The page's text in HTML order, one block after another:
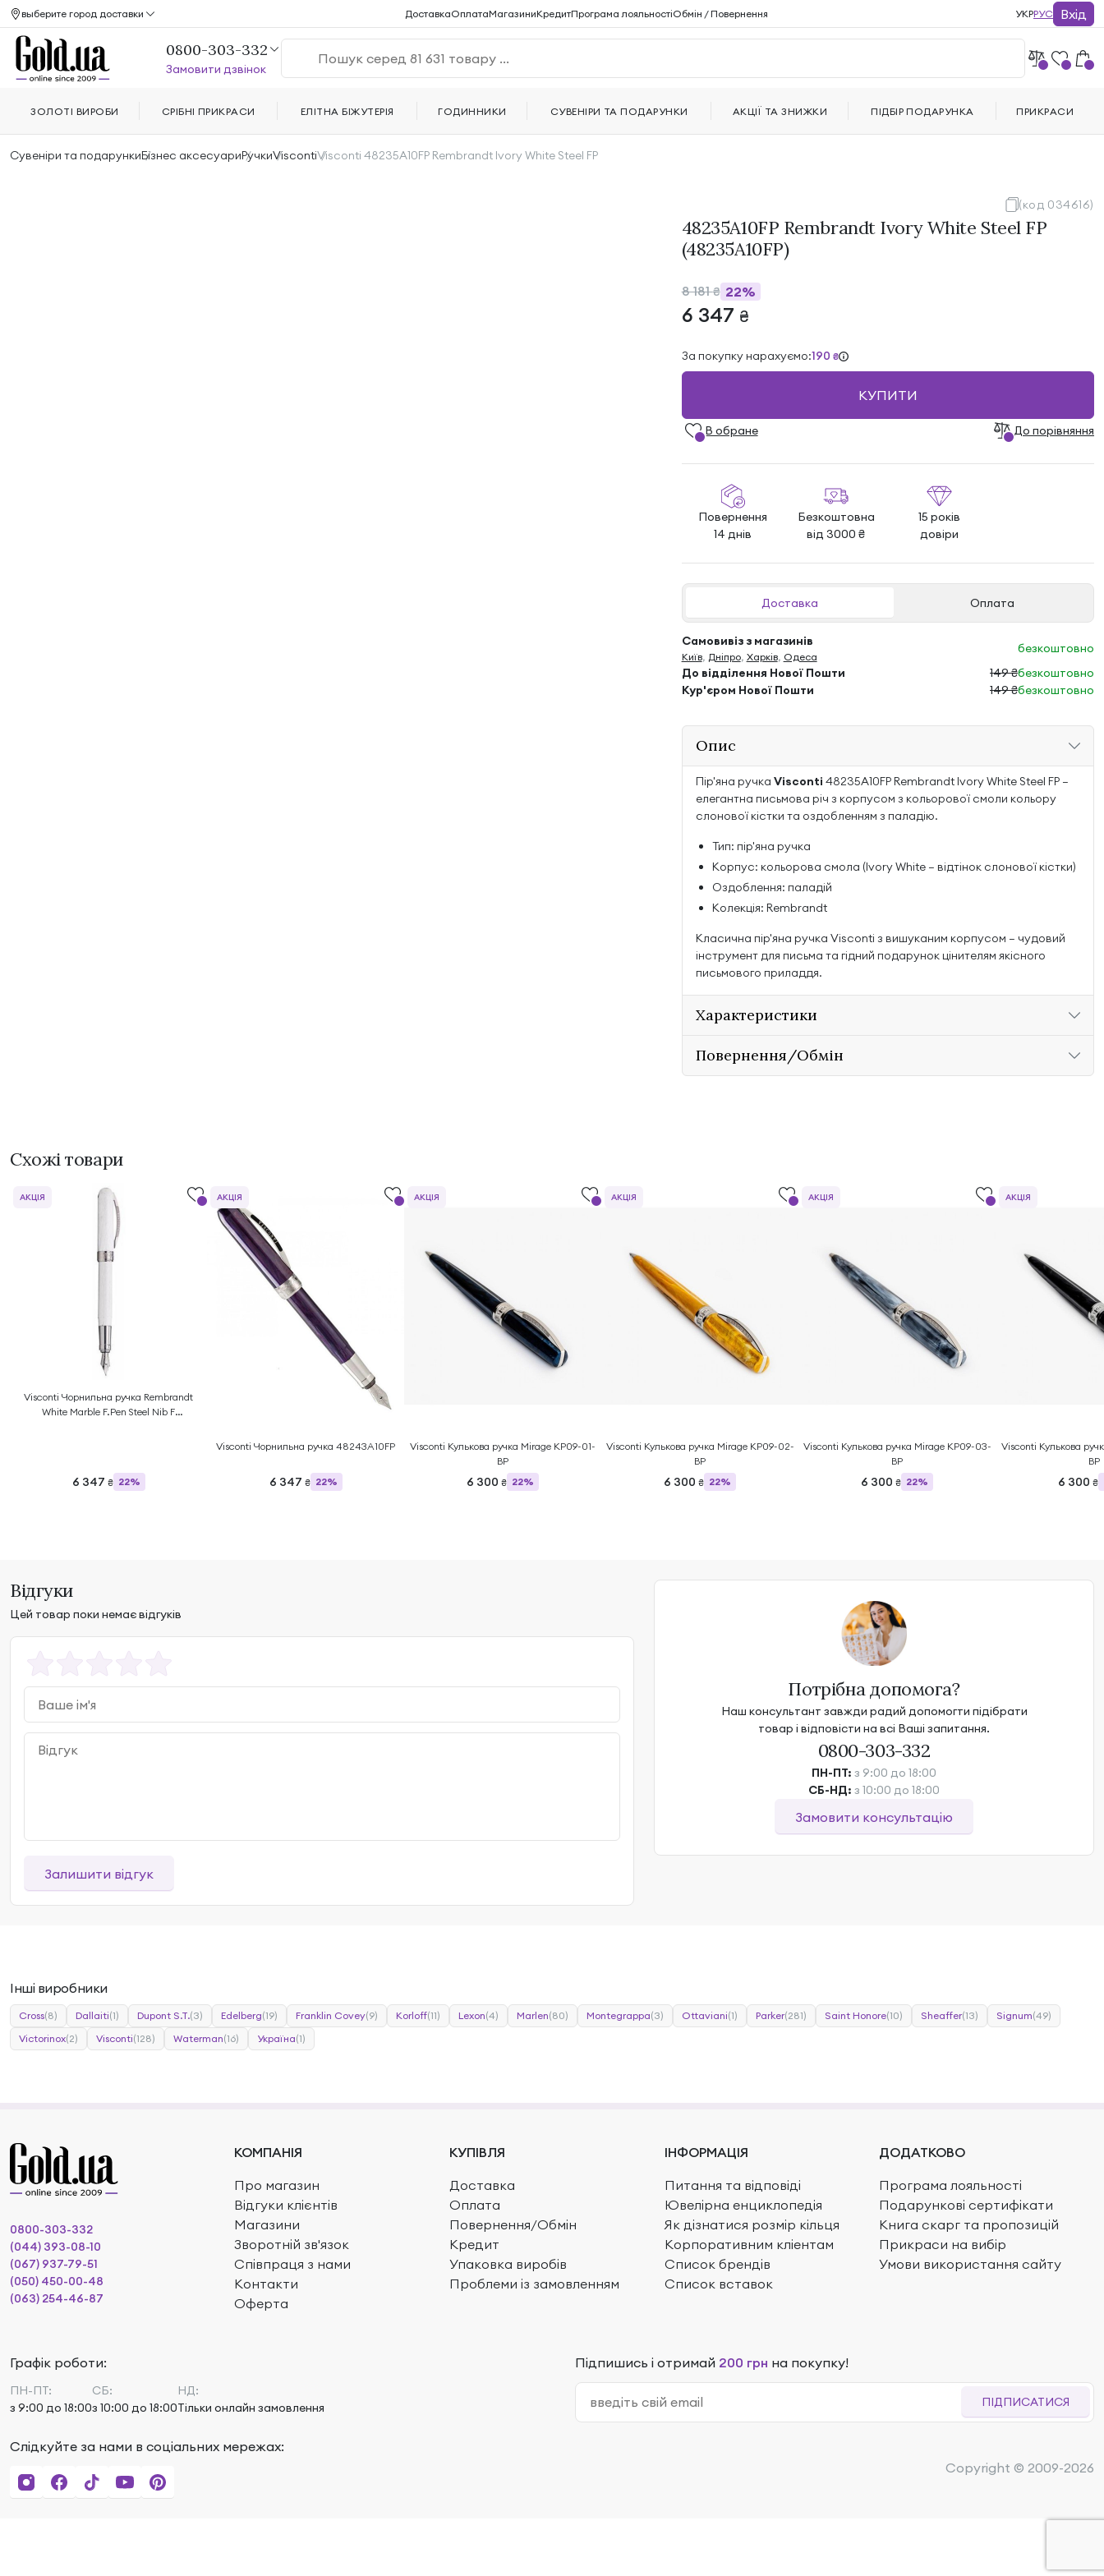
Сувеніри та подарункиБізнес аксесуариРучкиViscontiVisconti 48235A10FP Rembrandt Ivory White Steel FP
(код 034616)
48235A10FP Rembrandt Ivory White Steel FP
(48235A10FP)
8 181₴ 22%
6 347 ₴
За покупку нарахуємо:190 ₴
КУПИТИ
В обране До порівняння
Повернення
14 днів
Безкоштовна
від 3000 ₴
15 років
довіри
Доставка Оплата
Самовивіз з магазинів
Київ, Дніпро, Харків, Одеса
безкоштовно
До відділення Нової Пошти
149 ₴безкоштовно
Кур'єром Нової Пошти
149 ₴безкоштовно
Опис
Пір'яна ручка Visconti 48235A10FP Rembrandt Ivory White Steel FP —
елегантна письмова річ з корпусом з кольорової смоли кольору
слонової кістки та оздобленням з паладію.
Тип: пір'яна ручка
Корпус: кольорова смола (Ivory White — відтінок слонової кістки)
Оздоблення: паладій
Колекція: Rembrandt
Класична пір'яна ручка Visconti з вишуканим корпусом — чудовий
інструмент для письма та гідний подарунок цінителям якісного
письмового приладдя.
Характеристики
Повернення/Обмін
Схожі товари
Visconti Чорнильна ручка Rembrandt
White Marble F.Pen Steel Nib F
6 347 ₴ 22%
АКЦІЯ
Visconti Чорнильна ручка 48243A10FP
6 347 ₴ 22%
АКЦІЯ
Visconti Кулькова ручка Mirage KP09-01-
BP
6 300 ₴ 22%
АКЦІЯ
Visconti Кулькова ручка Mirage KP09-02-
BP
6 300 ₴ 22%
АКЦІЯ
Visconti Кулькова ручка Mirage KP09-03-
BP
6 300 ₴ 22%
АКЦІЯ
Visconti Кулькова
BP
6 300 ₴
АКЦІЯ
Відгуки
Цей товар поки немає відгуків
Залишити відгук
Потрібна допомога?
Наш консультант завжди радий допомогти підібрати
товар і відповісти на всі Ваші запитання.
0800-303-332
ПН-ПТ: з 9:00 до 18:00
СБ-НД: з 10:00 до 18:00
Замовити консультацію
Інші виробники
Cross(8) Dallaiti(1) Dupont S.T.(3) Edelberg(19) Franklin Covey(9) Korloff(11) Lexon(4) Marlen(80) Montegrappa(3) Ottaviani(1) Parker(281) Saint Honore(10) Sheaffer(13) Signum(49)
Victorinox(2) Visconti(128) Waterman(16) Україна(1)
выберите город доставки ДоставкаОплатаМагазиниКредитПрограма лояльностіОбмін / Повернення УКРРУС Вхід
0800-303-332
Замовити дзвінок
ЗОЛОТІ ВИРОБИ СРІБНІ ПРИКРАСИ ЕЛІТНА БІЖУТЕРІЯ ГОДИННИКИ СУВЕНІРИ ТА ПОДАРУНКИ АКЦІЇ ТА ЗНИЖКИ ПІДБІР ПОДАРУНКА ПРИКРАСИ
КОМПАНІЯ
Про магазин
Відгуки клієнтів
Магазини
Зворотній зв'язок
Співпраця з нами
Контакти
Оферта
КУПІВЛЯ
Доставка
Оплата
Повернення/Обмін
Кредит
Упаковка виробів
Проблеми із замовленням
ІНФОРМАЦІЯ
Питання та відповіді
Ювелірна енциклопедія
Як дізнатися розмір кільця
Корпоративним кліентам
Список брендів
Список вставок
ДОДАТКОВО
Програма лояльності
Подарункові сертифікати
Книга скарг та пропозицій
Прикраси на вибір
Умови використання сайту
0800-303-332
(044) 393-08-10
(067) 937-79-51
(050) 450-00-48
(063) 254-46-87
Графік роботи:
ПН-ПТ:
з 9:00 до 18:00
СБ:
з 10:00 до 18:00
НД:
Тільки онлайн замовлення
Підпишись і отримай 200 грн на покупку!
ПІДПИСАТИСЯ
Слідкуйте за нами в соціальних мережах:
Copyright © 2009-2026